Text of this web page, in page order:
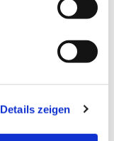
Details zeigen